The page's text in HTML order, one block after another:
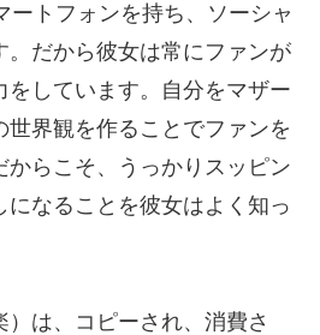
ートフォンを持ち、ソーシャ
だから彼女は常にファンが
しています。自分をマザー
界観を作ることでファンを
らこそ、うっかりスッピン
なることを彼女はよく知っ
は、コピーされ、消費さ